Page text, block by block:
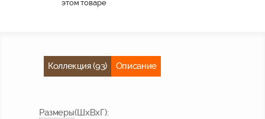
этом товаре
Коллекция (93) Описание
Размеры(ШхВхГ):